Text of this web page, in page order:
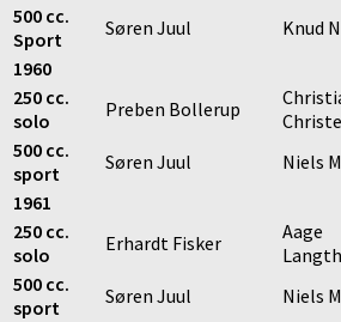
500 cc.
Sport
Søren Juul Knud
1960
250 cc.
solo
Preben Bollerup
500 cc.
sport
Søren Juul Niels
1961
250 cc.
solo
Erhardt Fisker
Aage
500 cc.
sport
Søren Juul Niels